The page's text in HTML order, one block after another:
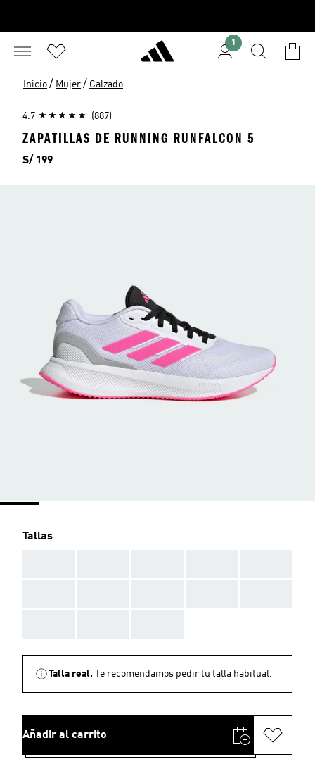
1
Inicio / Mujer / Calzado
4.7 (887)
ZAPATILLAS DE RUNNING RUNFALCON 5
Precio
S/ 199
Tallas
Talla real. Te recomendamos pedir tu talla habitual.
Añadir al carrito